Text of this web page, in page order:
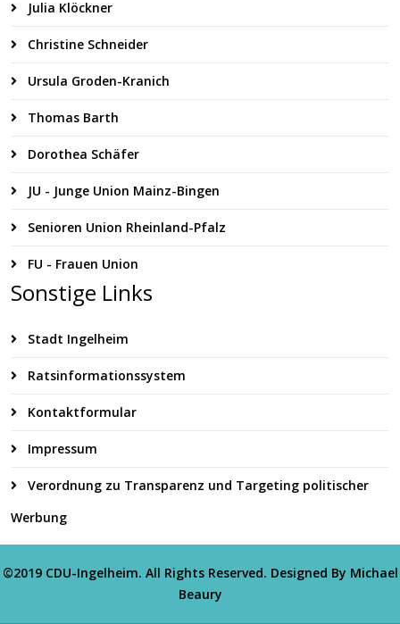
Julia Klöckner
Christine Schneider
Ursula Groden-Kranich
Thomas Barth
Dorothea Schäfer
JU - Junge Union Mainz-Bingen
Senioren Union Rheinland-Pfalz
FU - Frauen Union
Sonstige Links
Stadt Ingelheim
Ratsinformationssystem
Kontaktformular
Impressum
Verordnung zu Transparenz und Targeting politischer
Werbung
©2019 CDU-Ingelheim. All Rights Reserved. Designed By Michael
Beaury